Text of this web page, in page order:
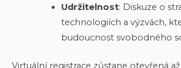
Udržitelnost: Diskuze o
technologiích a výzvách,
budoucnost svobodného
Virtuální registrace zůstane otevřená